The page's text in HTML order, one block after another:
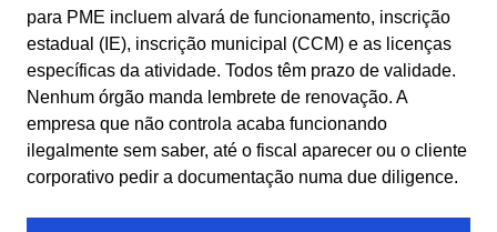
para PME incluem alvará de funcionamento, inscrição
estadual (IE), inscrição municipal (CCM) e as licenças
específicas da atividade. Todos têm prazo de validade.
Nenhum órgão manda lembrete de renovação. A
empresa que não controla acaba funcionando
ilegalmente sem saber, até o fiscal aparecer ou o cliente
corporativo pedir a documentação numa due diligence.